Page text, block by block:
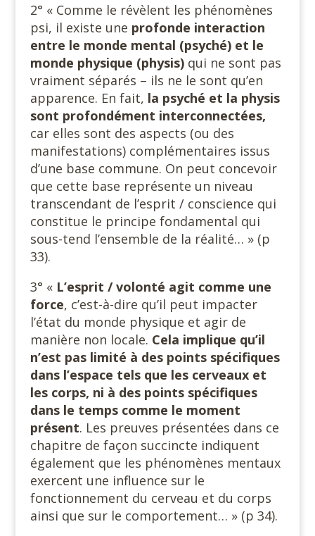
2° « Comme le révèlent les phénomènes
psi, il existe une profonde interaction
entre le monde mental (psyché) et le
monde physique (physis)qui ne sont pas
vraiment séparés – ils ne le sont qu’en
apparence. En fait, la psyché et la physis
sont profondément interconnectées,
car elles sont des aspects (ou des
manifestations) complémentaires issus
d’une base commune. On peut concevoir
que cette base représente un niveau
transcendant de l’esprit / conscience qui
constitue le principe fondamental qui
sous-tend l’ensemble de la réalité… » (p
33).
3° « L’esprit / volonté agit comme une
force, c’est-à-dire qu’il peut impacter
l’état du monde physique et agir de
manière non locale. Cela implique qu’il
n’est pas limité à des points spécifiques
dans l’espace tels que les cerveaux et
les corps, ni à des points spécifiques
dans le temps comme le moment
présent. Les preuves présentées dans ce
chapitre de façon succincte indiquent
également que les phénomènes mentaux
exercent une influence sur le
fonctionnement du cerveau et du corps
ainsi que sur le comportement… » (p 34).